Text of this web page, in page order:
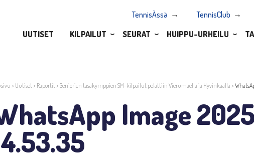
TennisÄssä TennisClub
UUTISET
KILPAILUT SEURAT HUIPPU-URHEILU
> Uutiset> Raportit>Seniorien tasakymppien SM-kilpailut pelattiin Vierumäellä ja Hyvinkäällä >
Image